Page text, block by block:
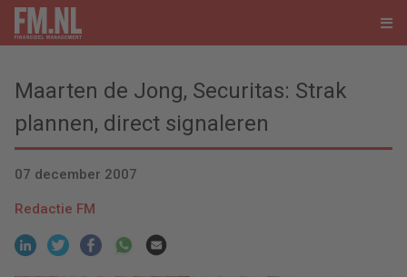
Maarten de Jong, Securitas: Strak
plannen, direct signaleren
07 december 2007
Redactie FM